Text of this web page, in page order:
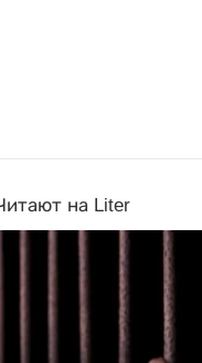
на Liter